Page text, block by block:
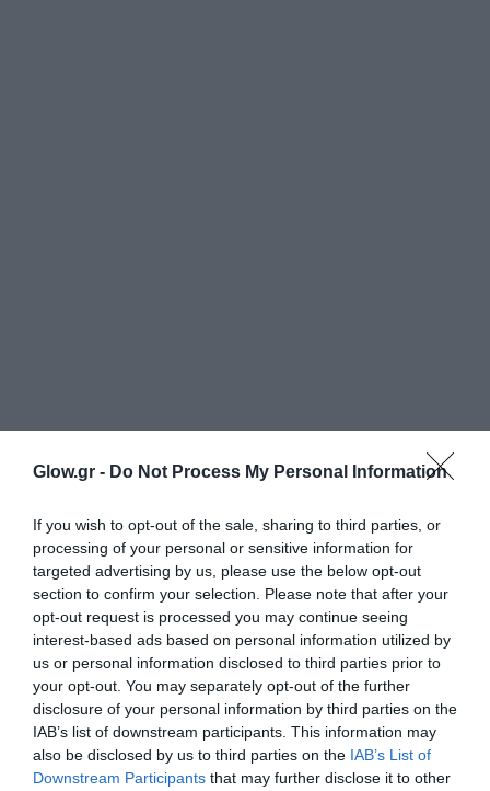
Glow.gr - Do Not Process My Personal Information
If you wish to opt-out of the sale, sharing to third parties, or
processing of your personal or sensitive information for
targeted advertising by us, please use the below opt-out
section to confirm your selection. Please note that after your
opt-out request is processed you may continue seeing
interest-based ads based on personal information utilized by
us or personal information disclosed to third parties prior to
your opt-out. You may separately opt-out of the further
disclosure of your personal information by third parties on the
IAB’s list of downstream participants. This information may
also be disclosed by us to third parties on the IAB’s List of
Downstream Participants that may further disclose it to other